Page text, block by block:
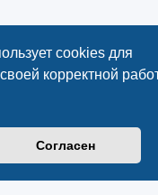
cookies для
корректной
Согласен